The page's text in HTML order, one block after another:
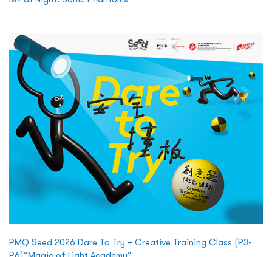
PMQ Seed 2026 Dare To Try – Creative Training Class (P3-
P6)“Magic of Light Academy”